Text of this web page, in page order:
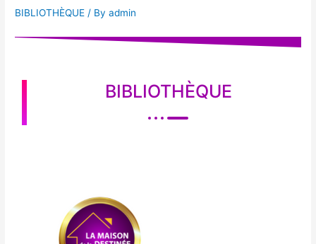
BIBLIOTHÈQUE / Byadmin
BIBLIOTHÈQUE